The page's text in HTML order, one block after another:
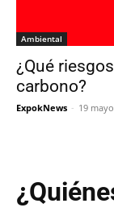
Ambiental
¿Qué
carbono?
ExpokNews - 19